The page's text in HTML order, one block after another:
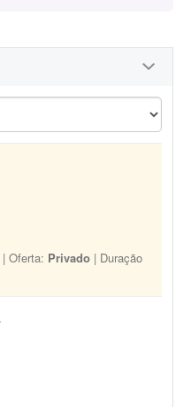
| Oferta: Privado | Duração